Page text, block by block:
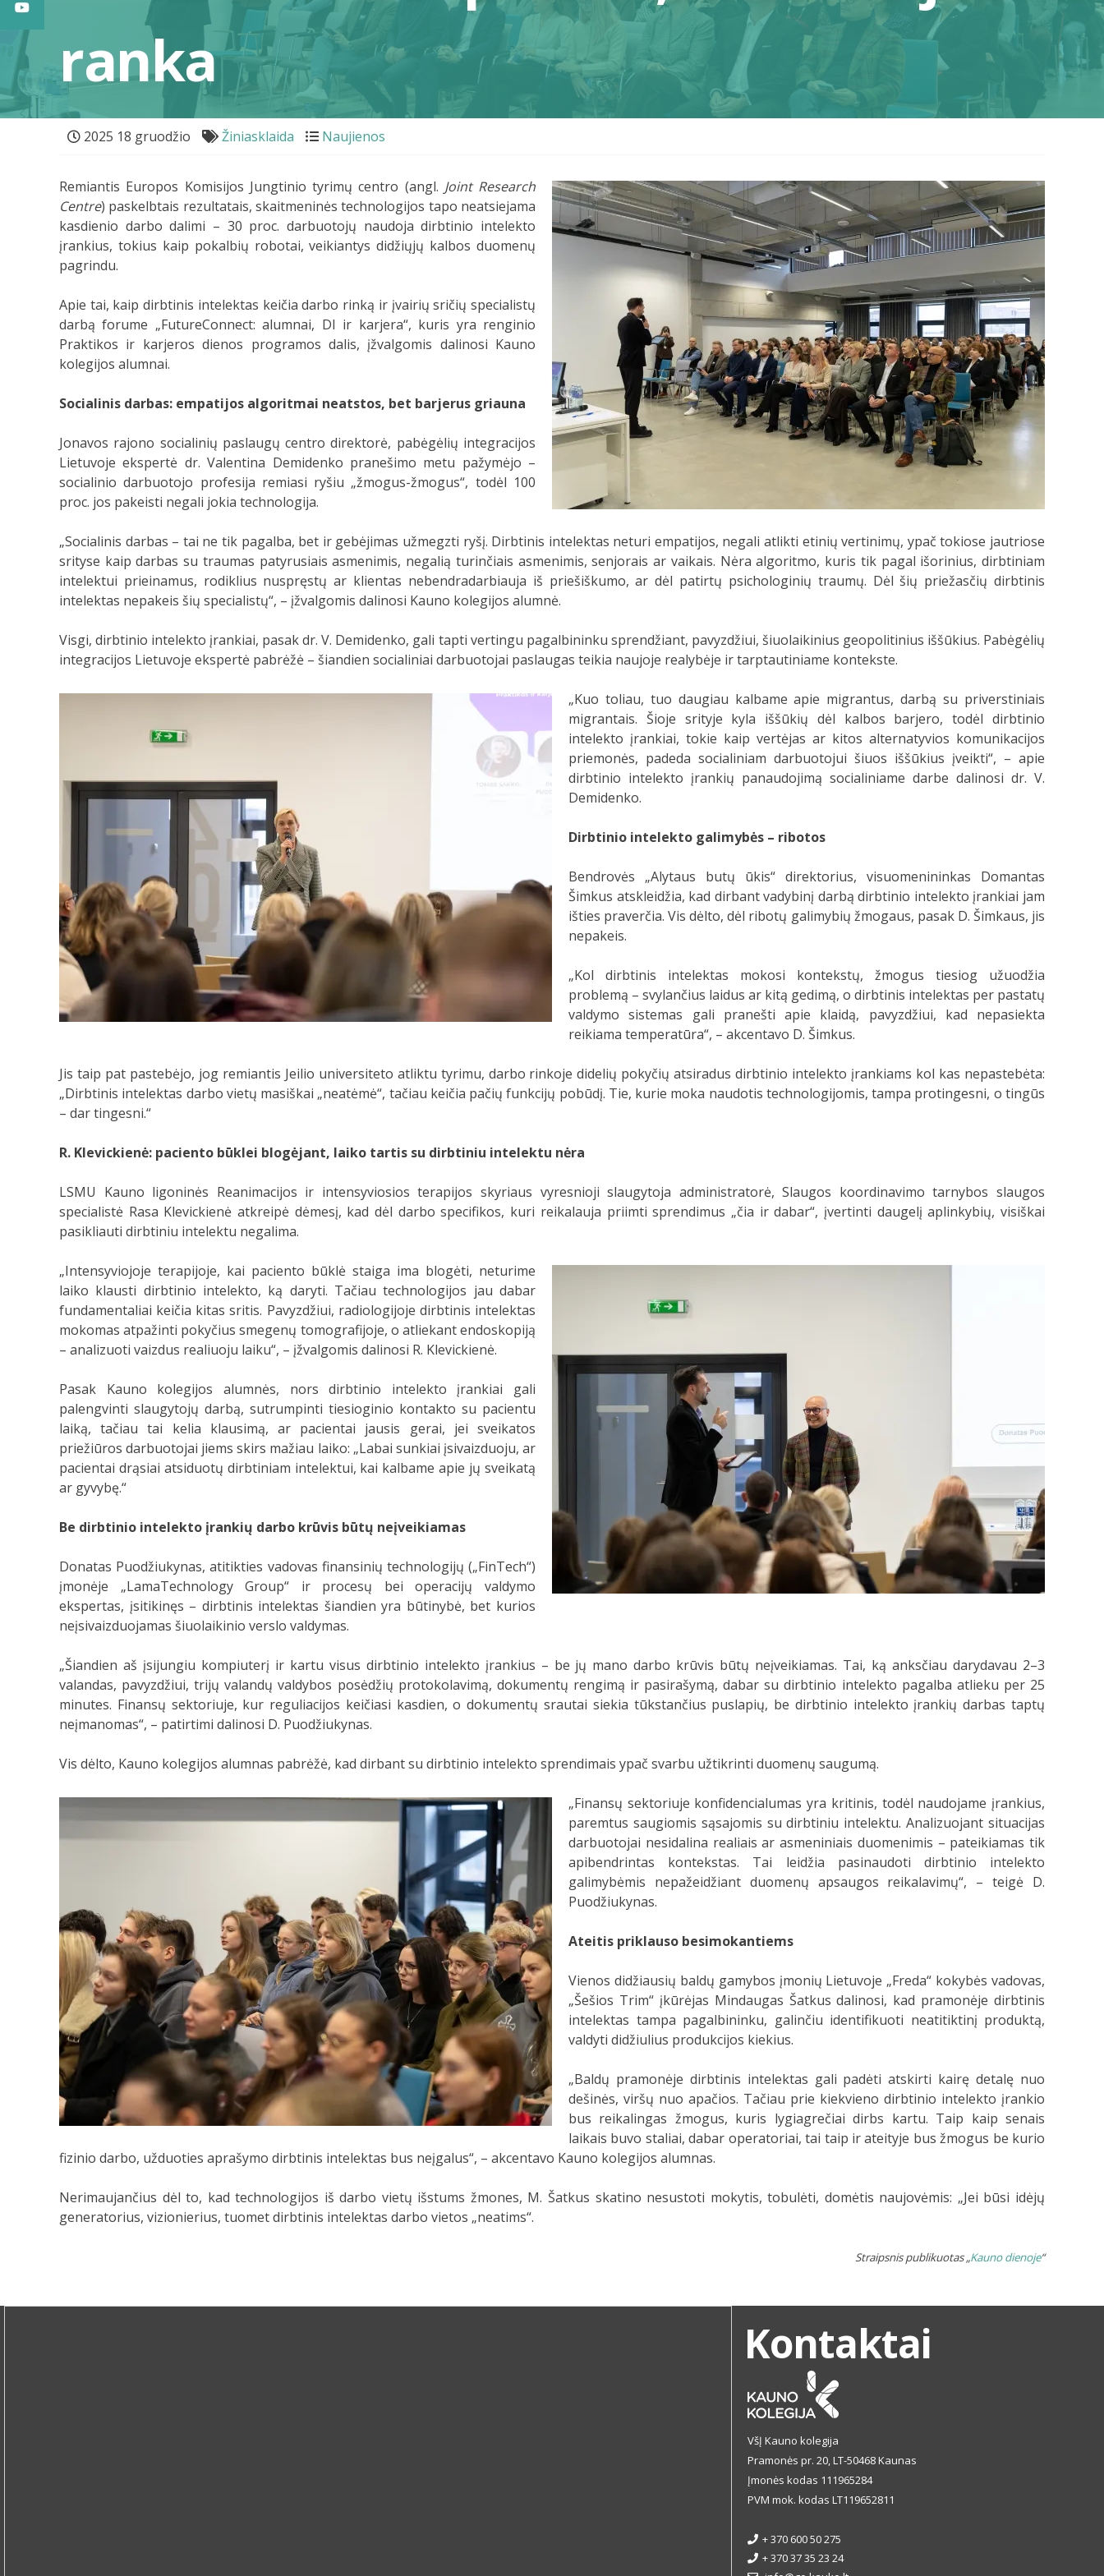
ranka
2025 18 gruodžio Žiniasklaida Naujienos
Remiantis Europos Komisijos Jungtinio tyrimų centro (angl. Joint Research
Centre) paskelbtais rezultatais, skaitmeninės technologijos tapo neatsiejama
kasdienio darbo dalimi – 30 proc. darbuotojų naudoja dirbtinio intelekto
įrankius, tokius kaip pokalbių robotai, veikiantys didžiųjų kalbos duomenų
pagrindu.
Apie tai, kaip dirbtinis intelektas keičia darbo rinką ir įvairių sričių specialistų
darbą forume „FutureConnect: alumnai, DI ir karjera“, kuris yra renginio
Praktikos ir karjeros dienos programos dalis, įžvalgomis dalinosi Kauno
kolegijos alumnai.
Socialinis darbas: empatijos algoritmai neatstos, bet barjerus griauna
Jonavos rajono socialinių paslaugų centro direktorė, pabėgėlių integracijos
Lietuvoje ekspertė dr. Valentina Demidenko pranešimo metu pažymėjo –
socialinio darbuotojo profesija remiasi ryšiu „žmogus-žmogus“, todėl 100
proc. jos pakeisti negali jokia technologija.
„Socialinis darbas – tai ne tik pagalba, bet ir gebėjimas užmegzti ryšį. Dirbtinis intelektas neturi empatijos, negali atlikti etinių vertinimų, ypač tokiose jautriose
srityse kaip darbas su traumas patyrusiais asmenimis, negalią turinčiais asmenimis, senjorais ar vaikais. Nėra algoritmo, kuris tik pagal išorinius, dirbtiniam
intelektui prieinamus, rodiklius nuspręstų ar klientas nebendradarbiauja iš priešiškumo, ar dėl patirtų psichologinių traumų. Dėl šių priežasčių dirbtinis
intelektas nepakeis šių specialistų“, – įžvalgomis dalinosi Kauno kolegijos alumnė.
Visgi, dirbtinio intelekto įrankiai, pasak dr. V. Demidenko, gali tapti vertingu pagalbininku sprendžiant, pavyzdžiui, šiuolaikinius geopolitinius iššūkius. Pabėgėlių
integracijos Lietuvoje ekspertė pabrėžė – šiandien socialiniai darbuotojai paslaugas teikia naujoje realybėje ir tarptautiniame kontekste.
„Kuo toliau, tuo daugiau kalbame apie migrantus, darbą su priverstiniais
migrantais. Šioje srityje kyla iššūkių dėl kalbos barjero, todėl dirbtinio
intelekto įrankiai, tokie kaip vertėjas ar kitos alternatyvios komunikacijos
priemonės, padeda socialiniam darbuotojui šiuos iššūkius įveikti“, – apie
dirbtinio intelekto įrankių panaudojimą socialiniame darbe dalinosi dr. V.
Demidenko.
Dirbtinio intelekto galimybės – ribotos
Bendrovės „Alytaus butų ūkis“ direktorius, visuomenininkas Domantas
Šimkus atskleidžia, kad dirbant vadybinį darbą dirbtinio intelekto įrankiai jam
išties praverčia. Vis dėlto, dėl ribotų galimybių žmogaus, pasak D. Šimkaus, jis
nepakeis.
„Kol dirbtinis intelektas mokosi kontekstų, žmogus tiesiog užuodžia
problemą – svylančius laidus ar kitą gedimą, o dirbtinis intelektas per pastatų
valdymo sistemas gali pranešti apie klaidą, pavyzdžiui, kad nepasiekta
reikiama temperatūra“, – akcentavo D. Šimkus.
Jis taip pat pastebėjo, jog remiantis Jeilio universiteto atliktu tyrimu, darbo rinkoje didelių pokyčių atsiradus dirbtinio intelekto įrankiams kol kas nepastebėta:
„Dirbtinis intelektas darbo vietų masiškai „neatėmė“, tačiau keičia pačių funkcijų pobūdį. Tie, kurie moka naudotis technologijomis, tampa protingesni, o tingūs
– dar tingesni.“
R. Klevickienė: paciento būklei blogėjant, laiko tartis su dirbtiniu intelektu nėra
LSMU Kauno ligoninės Reanimacijos ir intensyviosios terapijos skyriaus vyresnioji slaugytoja administratorė, Slaugos koordinavimo tarnybos slaugos
specialistė Rasa Klevickienė atkreipė dėmesį, kad dėl darbo specifikos, kuri reikalauja priimti sprendimus „čia ir dabar“, įvertinti daugelį aplinkybių, visiškai
pasikliauti dirbtiniu intelektu negalima.
„Intensyviojoje terapijoje, kai paciento būklė staiga ima blogėti, neturime
laiko klausti dirbtinio intelekto, ką daryti. Tačiau technologijos jau dabar
fundamentaliai keičia kitas sritis. Pavyzdžiui, radiologijoje dirbtinis intelektas
mokomas atpažinti pokyčius smegenų tomografijoje, o atliekant endoskopiją
– analizuoti vaizdus realiuoju laiku“, – įžvalgomis dalinosi R. Klevickienė.
Pasak Kauno kolegijos alumnės, nors dirbtinio intelekto įrankiai gali
palengvinti slaugytojų darbą, sutrumpinti tiesioginio kontakto su pacientu
laiką, tačiau tai kelia klausimą, ar pacientai jausis gerai, jei sveikatos
priežiūros darbuotojai jiems skirs mažiau laiko: „Labai sunkiai įsivaizduoju, ar
pacientai drąsiai atsiduotų dirbtiniam intelektui, kai kalbame apie jų sveikatą
ar gyvybę.“
Be dirbtinio intelekto įrankių darbo krūvis būtų neįveikiamas
Donatas Puodžiukynas, atitikties vadovas finansinių technologijų („FinTech“)
įmonėje „LamaTechnology Group“ ir procesų bei operacijų valdymo
ekspertas, įsitikinęs – dirbtinis intelektas šiandien yra būtinybė, bet kurios
neįsivaizduojamas šiuolaikinio verslo valdymas.
„Šiandien aš įsijungiu kompiuterį ir kartu visus dirbtinio intelekto įrankius – be jų mano darbo krūvis būtų neįveikiamas. Tai, ką anksčiau darydavau 2–3
valandas, pavyzdžiui, trijų valandų valdybos posėdžių protokolavimą, dokumentų rengimą ir pasirašymą, dabar su dirbtinio intelekto pagalba atlieku per 25
minutes. Finansų sektoriuje, kur reguliacijos keičiasi kasdien, o dokumentų srautai siekia tūkstančius puslapių, be dirbtinio intelekto įrankių darbas taptų
neįmanomas“, – patirtimi dalinosi D. Puodžiukynas.
Vis dėlto, Kauno kolegijos alumnas pabrėžė, kad dirbant su dirbtinio intelekto sprendimais ypač svarbu užtikrinti duomenų saugumą.
„Finansų sektoriuje konfidencialumas yra kritinis, todėl naudojame įrankius,
paremtus saugiomis sąsajomis su dirbtiniu intelektu. Analizuojant situacijas
darbuotojai nesidalina realiais ar asmeniniais duomenimis – pateikiamas tik
apibendrintas kontekstas. Tai leidžia pasinaudoti dirbtinio intelekto
galimybėmis nepažeidžiant duomenų apsaugos reikalavimų“, – teigė D.
Puodžiukynas.
Ateitis priklauso besimokantiems
Vienos didžiausių baldų gamybos įmonių Lietuvoje „Freda“ kokybės vadovas,
„Šešios Trim“ įkūrėjas Mindaugas Šatkus dalinosi, kad pramonėje dirbtinis
intelektas tampa pagalbininku, galinčiu identifikuoti neatitiktinį produktą,
valdyti didžiulius produkcijos kiekius.
„Baldų pramonėje dirbtinis intelektas gali padėti atskirti kairę detalę nuo
dešinės, viršų nuo apačios. Tačiau prie kiekvieno dirbtinio intelekto įrankio
bus reikalingas žmogus, kuris lygiagrečiai dirbs kartu. Taip kaip senais
laikais buvo staliai, dabar operatoriai, tai taip ir ateityje bus žmogus be kurio
fizinio darbo, užduoties aprašymo dirbtinis intelektas bus neįgalus“, – akcentavo Kauno kolegijos alumnas.
Nerimaujančius dėl to, kad technologijos iš darbo vietų išstums žmones, M. Šatkus skatino nesustoti mokytis, tobulėti, domėtis naujovėmis: „Jei būsi idėjų
generatorius, vizionierius, tuomet dirbtinis intelektas darbo vietos „neatims“.
Straipsnis publikuotas „Kauno dienoje“
Kontaktai
VšĮ Kauno kolegija
Pramonės pr. 20, LT-50468 Kaunas
Įmonės kodas 111965284
PVM mok. kodas LT119652811
+ 370 600 50 275
+ 370 37 35 23 24